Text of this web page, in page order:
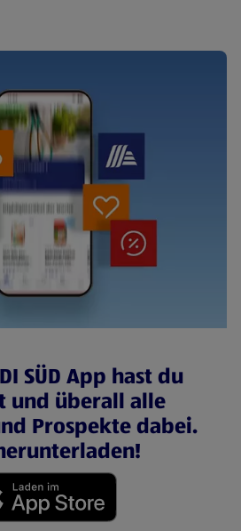
SÜD App hast du
und überall alle
Prospekte dabei.